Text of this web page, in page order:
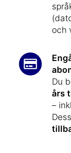
och
Du
års
–